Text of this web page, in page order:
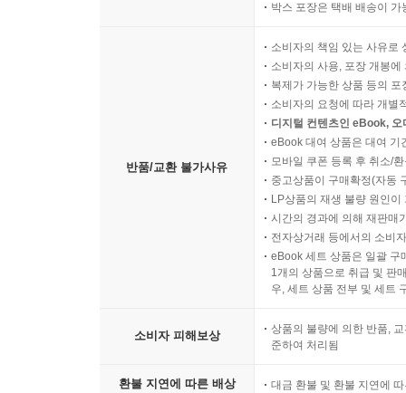
박스 포장은 택배 배송이
반품/교환 불가사유
소비자의 책임 있는 사유로
소비자의 사용, 포장 개봉
복제가 가능한 상품 등의
소비자의 요청에 따라 개별
디지털 컨텐츠인 eBook,
eBook 대여 상품은 대여 기
모바일 쿠폰 등록 후 취소/
중고상품이 구매확정(자동
LP상품의 재생 불량 원인
시간의 경과에 의해 재판매
전자상거래 등에서의 소비
eBook 세트 상품은 일괄 구
1개의 상품으로 취급 및 판
우, 세트 상품 전부 및 세트
소비자 피해보상
상품의 불량에 의한 반품,
준하여 처리됨
환불 지연에 따른 배상 대금 환불 및 환불 지연에